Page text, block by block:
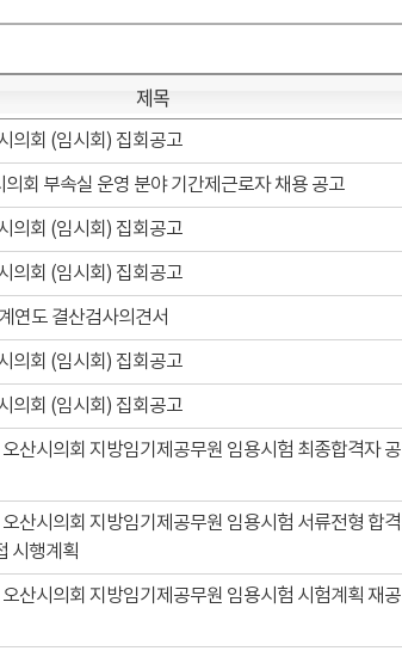
제목
의회 (임시회) 집회공고
회 부속실 운영 분야 기간제근로자 채용 공고
의회 (임시회) 집회공고
의회 (임시회) 집회공고
연도 결산검사의견서
의회 (임시회) 집회공고
의회 (임시회) 집회공고
산시의회 지방임기제공무원 임용시험 최종합격자 공
산시의회 지방임기제공무원 임용시험 서류전형 합격
시행계획
산시의회 지방임기제공무원 임용시험 시험계획 재공